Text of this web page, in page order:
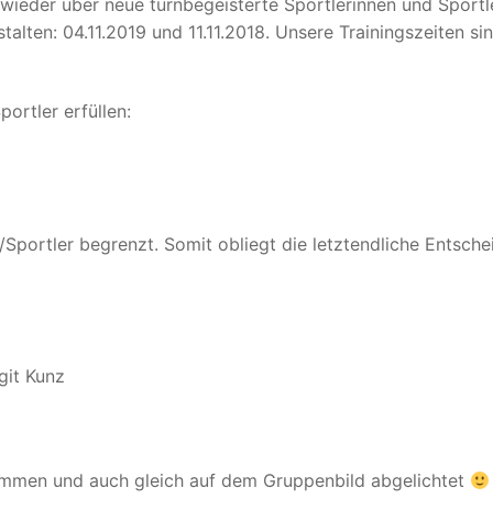
04.11.2019 und 11.11.2018. Unsere Trainingszeiten
erfüllen:
begrenzt. Somit obliegt die letztendliche
Kunz
und auch gleich auf dem Gruppenbild abgelichtet